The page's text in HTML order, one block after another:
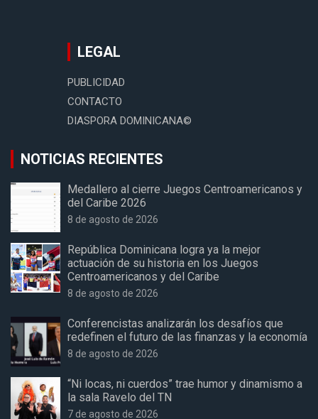
LEGAL
PUBLICIDAD
CONTACTO
DIASPORA DOMINICANA©
NOTICIAS RECIENTES
Medallero al cierre Juegos Centroamericanos y
del Caribe 2026
8 de agosto de 2026
República Dominicana logra ya la mejor
actuación de su historia en los Juegos
Centroamericanos y del Caribe
8 de agosto de 2026
Conferencistas analizarán los desafíos que
redefinen el futuro de las finanzas y la economía
8 de agosto de 2026
“Ni locas, ni cuerdos” trae humor y dinamismo a
la sala Ravelo del TN
7 de agosto de 2026